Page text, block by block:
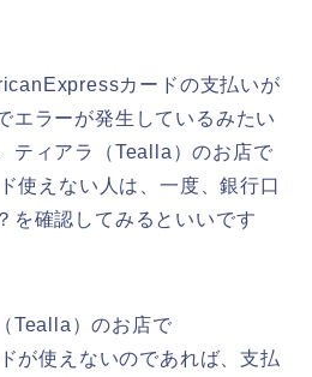
カードの支払いが
エラーが発生しているみたい
ティアラ（Tealla）のお店で
使えない人は、一度、銀行口
を確認してみるといいです
Tealla）のお店で
が使えないのであれば、支払